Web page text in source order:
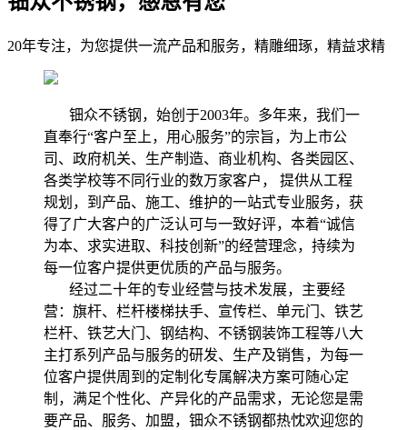
20年专注，为您提供一流产品和服务，精雕细琢，精益求精
钿众不锈钢，始创于2003年。多年来，我们一
直奉行“客户至上，用心服务”的宗旨，为上市公
司、政府机关、生产制造、商业机构、各类园区、
各类学校等不同行业的数万家客户， 提供从工程
规划，到产品、施工、维护的一站式专业服务，获
得了广大客户的广泛认可与一致好评，本着“诚信
为本、求实进取、科技创新”的经营理念，持续为
每一位客户提供更优质的产品与服务。
经过二十年的专业经营与技术发展，主要经
营：旗杆、栏杆楼梯扶手、宣传栏、单元门、铁艺
栏杆、铁艺大门、钢结构、不锈钢装饰工程等八大
主打系列产品与服务的研发、生产及销售，为每一
位客户提供周到的定制化专属解决方案可随心定
制，满足个性化、产异化的产品需求，无论您是需
要产品、服务、加盟，钿众不锈钢都热忱欢迎您的